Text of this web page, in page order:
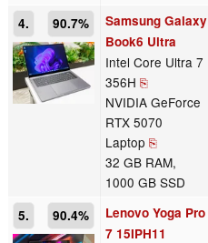
4. 90.7%
Samsung Galaxy
Book6 Ultra
Intel Core Ultra 7
356H ⎘
NVIDIA GeForce
RTX 5070
Laptop ⎘
32 GB RAM,
1000 GB SSD
5. 90.4%
Lenovo Yoga Pro
7 15IPH11